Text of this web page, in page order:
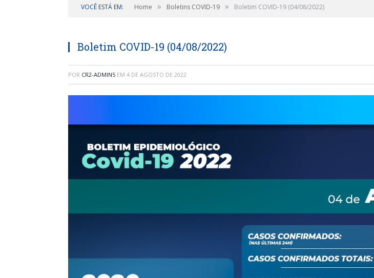
VOCÊ ESTÁ EM: Home » Boletins COVID-19 » Boletim COVID-19 (04/08/2022)
Boletim COVID-19 (04/08/2022)
POR CR2-ADMIN5 EM 4 DE AGOSTO DE 2022